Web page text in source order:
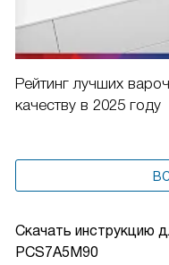
Скачать инструкцию
PCS7A5M90
Рейтинг лучших
качеству в 2025 году